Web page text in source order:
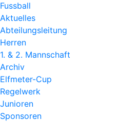
Fussball
Aktuelles
Abteilungsleitung
Herren
1. & 2. Mannschaft
Archiv
Elfmeter-Cup
Regelwerk
Junioren
Sponsoren